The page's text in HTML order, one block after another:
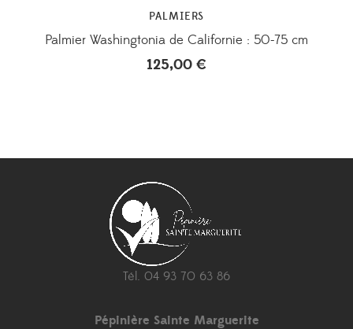
PALMIERS
Palmier Washingtonia de Californie : 50-75 cm
125,00 €
Tél. 04 93 70 63 86
Pépinière Sainte Marguerite